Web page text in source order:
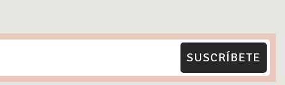
SUSCRÍBETE